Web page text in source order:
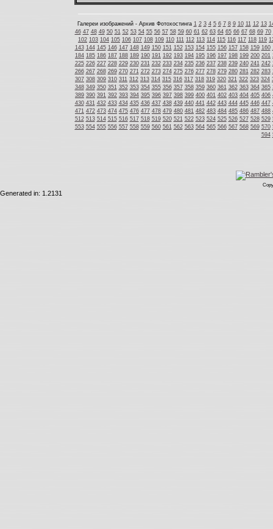
Галереи изображений - Архив Фотохостинга 1 2 3 4 5 6 7 8 9 10 11 12 13
46 47 48 49 50 51 52 53 54 55 56 57 58 59 60 61 62 63 64 65 66 67 68 69 70
102 103 104 105 106 107 108 109 110 111 112 113 114 115 116 117 118 119
143 144 145 146 147 148 149 150 151 152 153 154 155 156 157 158 159 160
184 185 186 187 188 189 190 191 192 193 194 195 196 197 198 199 200 201
225 226 227 228 229 230 231 232 233 234 235 236 237 238 239 240 241 242
266 267 268 269 270 271 272 273 274 275 276 277 278 279 280 281 282 283
307 308 309 310 311 312 313 314 315 316 317 318 319 320 321 322 323 324
348 349 350 351 352 353 354 355 356 357 358 359 360 361 362 363 364 365
389 390 391 392 393 394 395 396 397 398 399 400 401 402 403 404 405 406
430 431 432 433 434 435 436 437 438 439 440 441 442 443 444 445 446 447
471 472 473 474 475 476 477 478 479 480 481 482 483 484 485 486 487 488
512 513 514 515 516 517 518 519 520 521 522 523 524 525 526 527 528 529
553 554 555 556 557 558 559 560 561 562 563 564 565 566 567 568 569 570
594
Generated in: 1.2131